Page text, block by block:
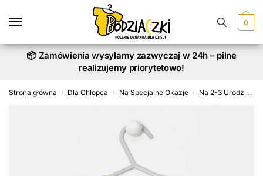
0
📦 Zamówienia wysyłamy zazwyczaj w 24h – pilne
realizujemy priorytetowo!
Strona główna / Dla Chłopca / Na Specjalne Okazje / Na 2-3 Urodziny